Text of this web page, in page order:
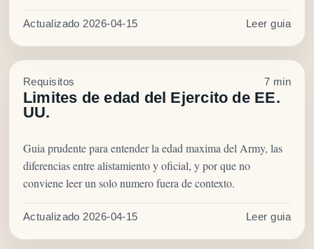
Actualizado 2026-04-15 Leer guia
Requisitos 7 min
Limites de edad del Ejercito de EE.
UU.
Guia prudente para entender la edad maxima del Army, las
diferencias entre alistamiento y oficial, y por que no
conviene leer un solo numero fuera de contexto.
Actualizado 2026-04-15 Leer guia